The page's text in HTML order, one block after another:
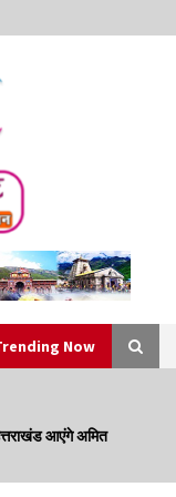
Now
अधिकार दिवस
का नाम अब्दुल कलाम के नाम
आएंगे अमित